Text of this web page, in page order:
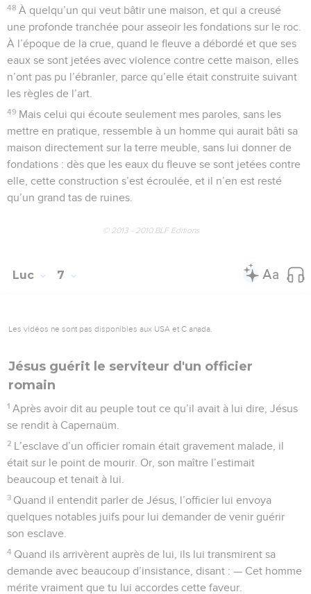
48 À quelqu’un qui veut bâtir une maison, et qui a creusé
une profonde tranchée pour asseoir les fondations sur le roc.
À l’époque de la crue, quand le fleuve a débordé et que ses
eaux se sont jetées avec violence contre cette maison, elles
n’ont pas pu l’ébranler, parce qu’elle était construite suivant
les règles de l’art.
49 Mais celui qui écoute seulement mes paroles, sans les
mettre en pratique, ressemble à un homme qui aurait bâti sa
maison directement sur la terre meuble, sans lui donner de
fondations : dès que les eaux du fleuve se sont jetées contre
elle, cette construction s’est écroulée, et il n’en est resté
qu’un grand tas de ruines.
© 2013 - 2010 BLF Editions
Luc 7
Les vidéos ne sont pas disponibles aux USA et C anada.
Jésus guérit le serviteur d'un officier
romain
1 Après avoir dit au peuple tout ce qu’il avait à lui dire, Jésus
se rendit à Capernaüm.
2 L’esclave d’un officier romain était gravement malade, il
était sur le point de mourir. Or, son maître l’estimait
beaucoup et tenait à lui.
3 Quand il entendit parler de Jésus, l’officier lui envoya
quelques notables juifs pour lui demander de venir guérir
son esclave.
4 Quand ils arrivèrent auprès de lui, ils lui transmirent sa
demande avec beaucoup d’insistance, disant : — Cet homme
mérite vraiment que tu lui accordes cette faveur.